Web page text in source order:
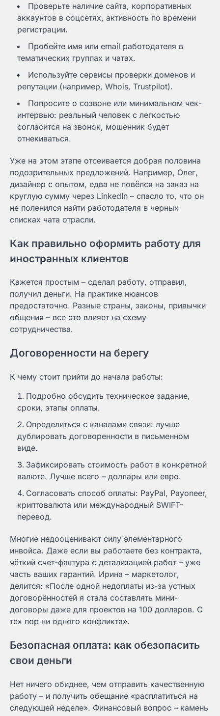
Проверьте наличие сайта, корпоративных
аккаунтов в соцсетях, активность по времени
регистрации.
Пробейте имя или email работодателя в
тематических группах и чатах.
Используйте сервисы проверки доменов и
репутации (например, Whois, Trustpilot).
Попросите о созвоне или минимальном чек-
интервью: реальный человек с легкостью
согласится на звонок, мошенник будет
отнекиваться.
Уже на этом этапе отсеивается добрая половина
подозрительных предложений. Например, Олег,
дизайнер с опытом, едва не повёлся на заказ на
круглую сумму через LinkedIn – спасло то, что он
не поленился найти работодателя в черных
списках чата отрасли.
Как правильно оформить работу для
иностранных клиентов
Кажется простым – сделал работу, отправил,
получил деньги. На практике нюансов
предостаточно. Разные страны, законы, привычки
общения – все это влияет на схему
сотрудничества.
Договоренности на берегу
К чему стоит прийти до начала работы:
Подробно обсудить техническое задание,
сроки, этапы оплаты.
Определиться с каналами связи: лучше
дублировать договоренности в письменном
виде.
Зафиксировать стоимость работ в конкретной
валюте. Лучше всего – доллары или евро.
Согласовать способ оплаты: PayPal, Payoneer,
криптовалюта или международный SWIFT-
перевод.
Многие недооценивают силу элементарного
инвойса. Даже если вы работаете без контракта,
чёткий счет-фактура с детализацией работ – уже
часть ваших гарантий. Ирина – маркетолог,
делится: «После одной недоплаты из-за устных
договорённостей я стала составлять мини-
договоры даже для проектов на 100 долларов. С
тех пор ни одного конфликта».
Безопасная оплата: как обезопасить
свои деньги
Нет ничего обиднее, чем отправить качественную
работу – и получить обещание «расплатиться на
следующей неделе». Финансовый вопрос – камень